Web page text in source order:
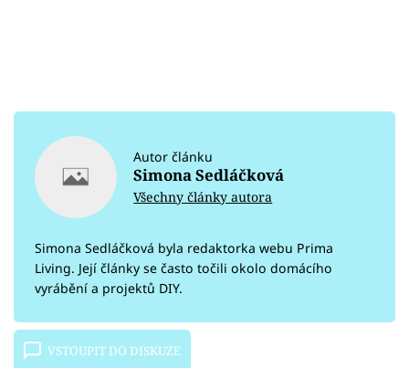
Autor článku
Simona Sedláčková
Všechny články autora
Simona Sedláčková byla redaktorka webu Prima
Living. Její články se často točili okolo domácího
vyrábění a projektů DIY.
VSTOUPIT DO DISKUZE